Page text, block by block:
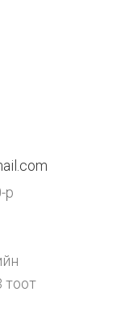
р
тоот